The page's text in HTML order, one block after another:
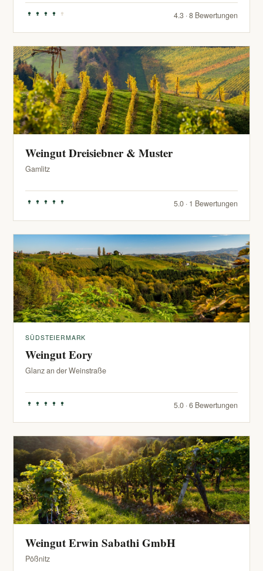
4.3 · 8 Bewertungen
Weingut Dreisiebner & Muster
Gamlitz
5.0 · 1 Bewertungen
SÜDSTEIERMARK
Weingut Eory
Glanz an der Weinstraße
5.0 · 6 Bewertungen
Weingut Erwin Sabathi GmbH
Pößnitz